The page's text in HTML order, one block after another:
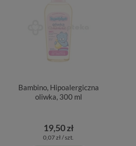
Bambino, Hipoalergiczna
oliwka, 300 ml
19,50 zł
0,07 zł / szt.